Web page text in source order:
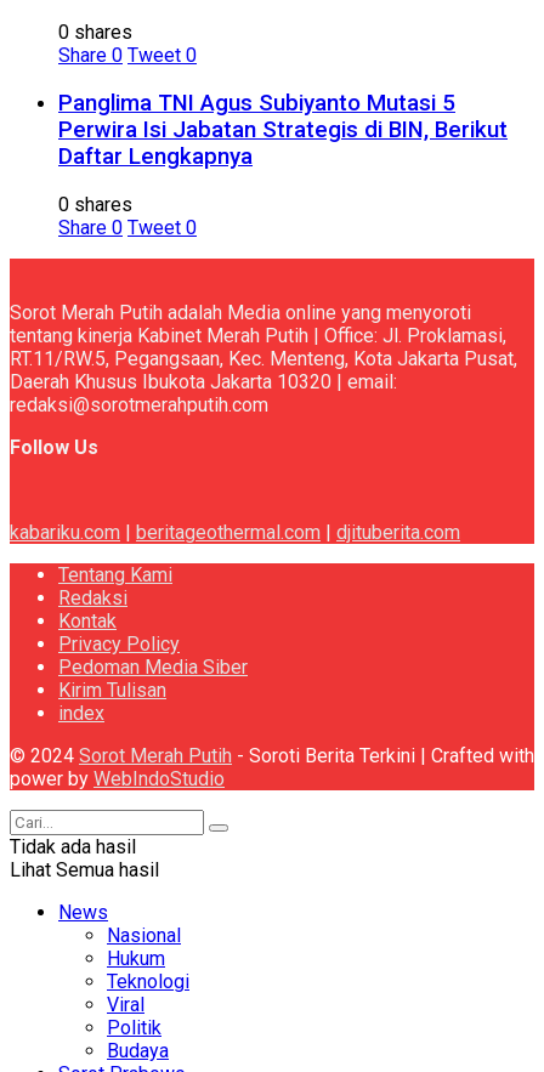
0 shares
Share 0 Tweet 0
Panglima TNI Agus Subiyanto Mutasi 5
Perwira Isi Jabatan Strategis di BIN, Berikut
Daftar Lengkapnya
0 shares
Share 0 Tweet 0
Sorot Merah Putih adalah Media online yang menyoroti
tentang kinerja Kabinet Merah Putih | Office: Jl. Proklamasi,
RT.11/RW.5, Pegangsaan, Kec. Menteng, Kota Jakarta Pusat,
Daerah Khusus Ibukota Jakarta 10320 | email:
redaksi@sorotmerahputih.com
Follow Us
kabariku.com | beritageothermal.com | djituberita.com
Tentang Kami
Redaksi
Kontak
Privacy Policy
Pedoman Media Siber
Kirim Tulisan
index
© 2024 Sorot Merah Putih - Soroti Berita Terkini | Crafted with
power by WebIndoStudio
Tidak ada hasil
Lihat Semua hasil
News
Nasional
Hukum
Teknologi
Viral
Politik
Budaya